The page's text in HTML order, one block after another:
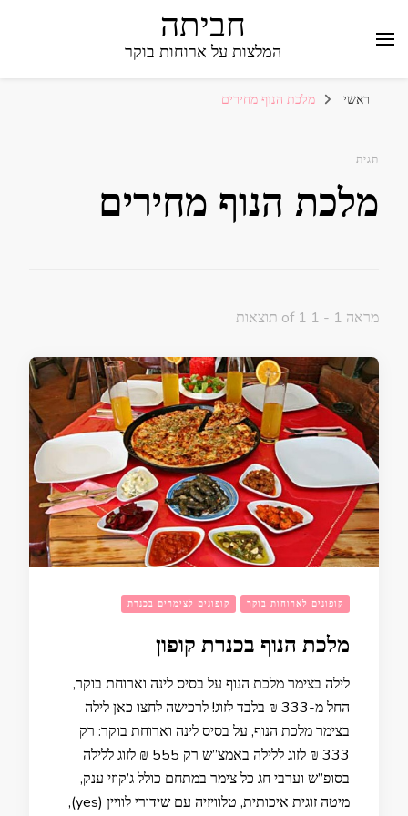
חביתה
המלצות על ארוחות בוקר
ראשי מלכת הנוף מחירים
תגית
מלכת הנוף מחירים
מראה 1 - 1 of 1 תוצאות
קופונים לארוחות בוקר קופונים לצימרים בכנרת
מלכת הנוף בכנרת קופון
לילה בצימר מלכת הנוף על בסיס לינה וארוחת בוקר,
החל מ-333 ₪ בלבד לזוג! לרכישה לחצו כאן לילה
בצימר מלכת הנוף, על בסיס לינה וארוחת בוקר: רק
333 ₪ לזוג ללילה באמצ”ש רק 555 ₪ לזוג ללילה
בסופ”ש וערבי חג כל צימר במתחם כולל ג’קוזי ענק,
מיטה זוגית איכותית, טלוויזיה עם שידורי לוויין (yes),